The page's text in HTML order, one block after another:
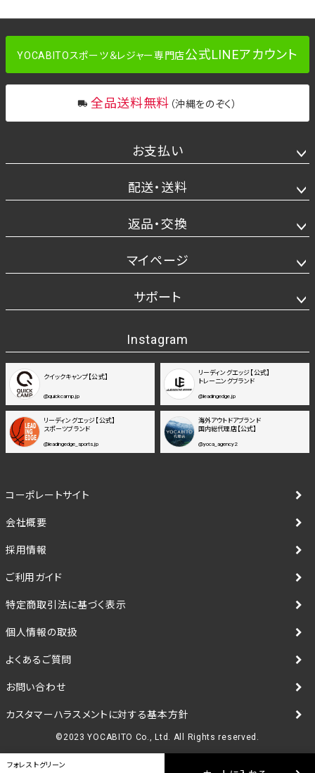
フォレストグリーン
YOCABITOスポーツ＆レジャー専門店公式LINEアカウント
全品送料無料 （沖縄をのぞく）
お支払い
配送・送料
返品・交換
マイページ
サポート
Instagram
クイックキャンプ【公式】
@quickcamp.jp
リーディングエッジ【公式】
トレーニングブランド
@leadingedge.jp
リーディングエッジ【公式】
スポーツブランド
@leadingedge_sports.jp
海外アウトドアブランド
国内総代理店【公式】
@yoca_agency2
コーポレートサイト
会社概要
採用情報
ご利用ガイド
特定商取引法に基づく表示
個人情報の取扱
よくあるご質問
お問い合わせ
カスタマーハラスメントに対する基本方針
©2023 YOCABITO Co., Ltd. All Rights reserved.